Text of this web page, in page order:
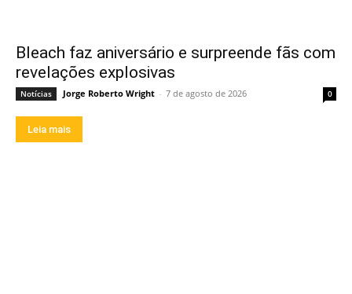
Bleach faz aniversário e surpreende fãs com
revelações explosivas
Notícias Jorge Roberto Wright - 7 de agosto de 2026 0
Leia mais